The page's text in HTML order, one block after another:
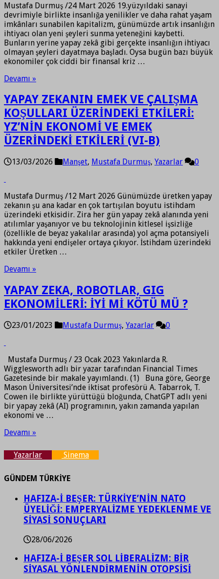
Mustafa Durmuş /24 Mart 2026 19.yüzyıldaki sanayi
devrimiyle birlikte insanlığa yenilikler ve daha rahat yaşam
imkânları sunabilen kapitalizm, günümüzde artık insanlığın
ihtiyacı olan yeni şeyleri sunma yeteneğini kaybetti.
Bunların yerine yapay zekâ gibi gerçekte insanlığın ihtiyacı
olmayan şeyleri dayatmaya başladı. Oysa bugün bazı büyük
ekonomiler çok ciddi bir finansal kriz …
Devamı »
YAPAY ZEKANIN EMEK VE ÇALIŞMA
KOŞULLARI ÜZERİNDEKİ ETKİLERİ:
YZ’NİN EKONOMİ VE EMEK
ÜZERİNDEKİ ETKİLERİ (VI-B)
13/03/2026 Manşet, Mustafa Durmuş, Yazarlar 0
Mustafa Durmuş /12 Mart 2026 Günümüzde üretken yapay
zekanın şu ana kadar en çok tartışılan boyutu istihdam
üzerindeki etkisidir. Zira her gün yapay zekâ alanında yeni
atılımlar yaşanıyor ve bu teknolojinin kitlesel işsizliğe
(özellikle de beyaz yakalılar arasında) yol açma potansiyeli
hakkında yeni endişeler ortaya çıkıyor. İstihdam üzerindeki
etkiler Üretken …
Devamı »
YAPAY ZEKA, ROBOTLAR, GIG
EKONOMİLERİ: İYİ Mİ KÖTÜ MÜ ?
23/01/2023 Mustafa Durmuş, Yazarlar 0
Mustafa Durmuş / 23 Ocak 2023 Yakınlarda R.
Wigglesworth adlı bir yazar tarafından Financial Times
Gazetesinde bir makale yayımlandı. (1) Buna göre, George
Mason Üniversitesi’nde iktisat profesörü A. Tabarrok, T.
Cowen ile birlikte yürüttüğü bloğunda, ChatGPT adlı yeni
bir yapay zekâ (AI) programının, yakın zamanda yapılan
ekonomi ve …
Devamı »
Yazarlar Sinema
GÜNDEM TÜRKİYE
HAFIZA-İ BEŞER: TÜRKİYE’NİN NATO
ÜYELİĞİ: EMPERYALİZME YEDEKLENME VE
SİYASİ SONUÇLARI
28/06/2026
HAFIZA-İ BEŞER SOL LİBERALİZM: BİR
SİYASAL YÖNLENDİRMENİN OTOPSİSİ